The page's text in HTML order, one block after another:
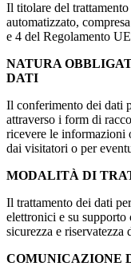
Il titolare del
automatizzato,
e 4 del Regolamento
NATURA
DATI
Il conferimento dei dati
attraverso i form di
ricevere le informazioni
dai visitatori o per
MODALITÀ DI
Il trattamento dei dati
elettronici e su supporto
sicurezza e riservatezza
COMUNICAZIONE